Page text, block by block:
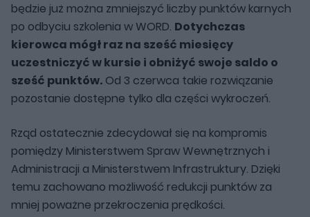
będzie już można zmniejszyć liczby punktów karnych
po odbyciu szkolenia w WORD. Dotychczas
kierowca mógł raz na sześć miesięcy
uczestniczyć w kursie i obniżyć swoje saldo o
sześć punktów. Od 3 czerwca takie rozwiązanie
pozostanie dostępne tylko dla części wykroczeń.
Rząd ostatecznie zdecydował się na kompromis
pomiędzy Ministerstwem Spraw Wewnętrznych i
Administracji a Ministerstwem Infrastruktury. Dzięki
temu zachowano możliwość redukcji punktów za
mniej poważne przekroczenia prędkości.